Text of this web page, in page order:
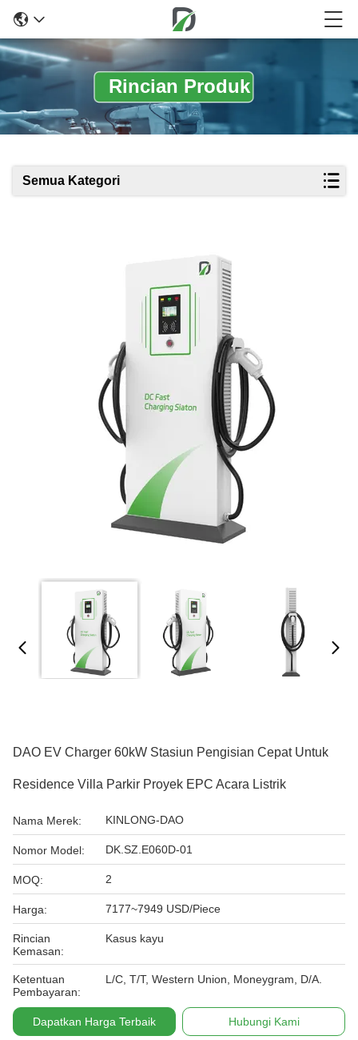
Rincian Produk
Semua Kategori
DAO EV Charger 60kW Stasiun Pengisian Cepat Untuk
Residence Villa Parkir Proyek EPC Acara Listrik
Nama Merek: KINLONG-DAO
Nomor Model: DK.SZ.E060D-01
MOQ: 2
Harga: 7177~7949 USD/Piece
Rincian
Kemasan:
Kasus kayu
Ketentuan
Pembayaran:
L/C, T/T, Western Union, Moneygram, D/A.
Dapatkan Harga Terbaik Hubungi Kami